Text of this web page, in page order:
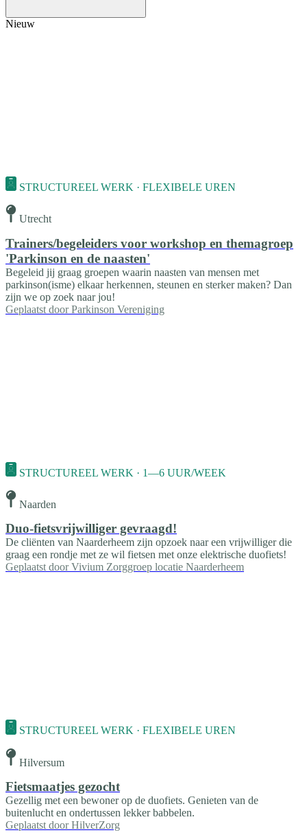
Nieuw
STRUCTUREEL WERK · FLEXIBELE UREN
Utrecht
Trainers/begeleiders voor workshop en themagroep
'Parkinson en de naasten'
Begeleid jij graag groepen waarin naasten van mensen met
parkinson(isme) elkaar herkennen, steunen en sterker maken? Dan
zijn we op zoek naar jou!
Geplaatst door Parkinson Vereniging
STRUCTUREEL WERK · 1—6 UUR/WEEK
Naarden
Duo-fietsvrijwilliger gevraagd!
De cliënten van Naarderheem zijn opzoek naar een vrijwilliger die
graag een rondje met ze wil fietsen met onze elektrische duofiets!
Geplaatst door Vivium Zorggroep locatie Naarderheem
STRUCTUREEL WERK · FLEXIBELE UREN
Hilversum
Fietsmaatjes gezocht
Gezellig met een bewoner op de duofiets. Genieten van de
buitenlucht en ondertussen lekker babbelen.
Geplaatst door HilverZorg